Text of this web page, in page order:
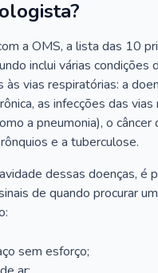
a OMS, a lista das 10
inclui várias condições
às vias respiratórias: a
as infecções das
a pneumonia), o câncer
e a tuberculose.
dessas doenças, é
de quando procurar
sem esforço;